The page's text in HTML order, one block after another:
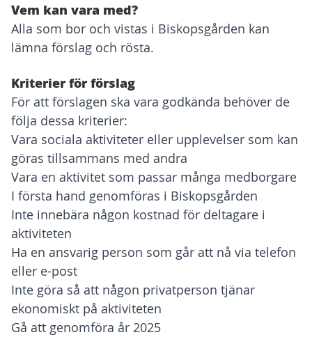
Vem kan vara med?
Alla som bor och vistas i Biskopsgården kan
lämna förslag och rösta.
Kriterier för förslag
För att förslagen ska vara godkända behöver de
följa dessa kriterier:
Vara sociala aktiviteter eller upplevelser som kan
göras tillsammans med andra
Vara en aktivitet som passar många medborgare
I första hand genomföras i Biskopsgården
Inte innebära någon kostnad för deltagare i
aktiviteten
Ha en ansvarig person som går att nå via telefon
eller e-post
Inte göra så att någon privatperson tjänar
ekonomiskt på aktiviteten
Gå att genomföra år 2025